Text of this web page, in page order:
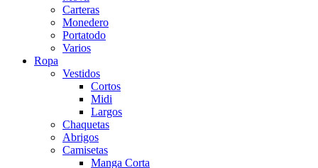
Carteras
Monedero
Portatodo
Varios
Ropa
Vestidos
Cortos
Midi
Largos
Chaquetas
Abrigos
Camisetas
Manga Corta